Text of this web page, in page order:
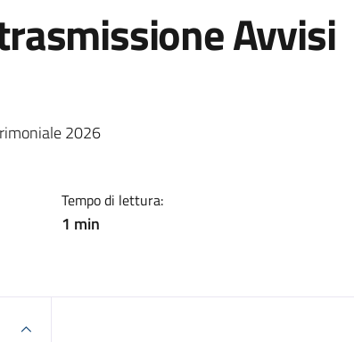
Avvisi
2026
Tempo di lettura:
1 min